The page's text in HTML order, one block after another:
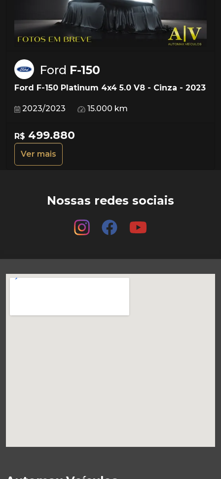
Ford F-150
Ford F-150 Platinum 4x4 5.0 V8 - Cinza - 2023
2023/2023 15.000 km
R$ 499.880
Ver mais
Nossas redes sociais